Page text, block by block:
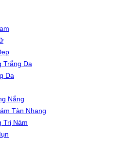
Trắng Da
Da
Nắng
Tàn Nhang
Trị Nám